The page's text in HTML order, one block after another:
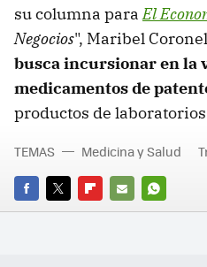
su columna paraEl
Negocios", Maribel
busca incursionar en la
medicamentos de
productos de
FACEBOOK
TWITTERFLIPBOARD
E-
WHATSAPP
TEMAS Medicina y Salud